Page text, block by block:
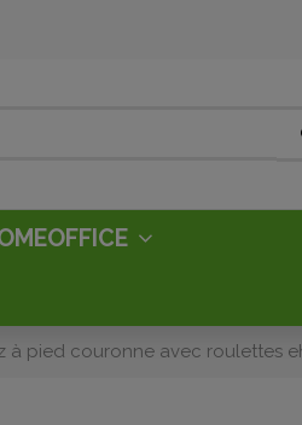
à pied couronne avec roulettes